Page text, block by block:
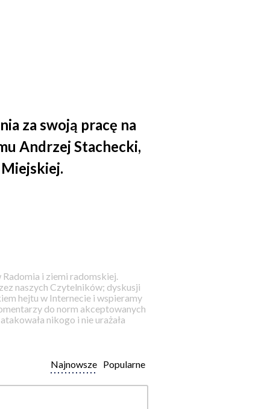
za swoją pracę na
Andrzej Stachecki,
Miejskiej.
i ziemi radomskiej.
naszych Czytelników; dyskusji
hejtu w Internecie i wspieramy
do norm akceptowanych
nikogo i nie urażała
Popularne
Najnowsze